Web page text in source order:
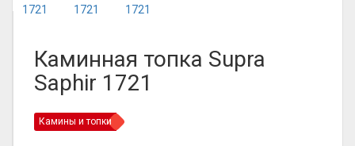
Каминная топка Supra
Saphir 1721
Камины и топки